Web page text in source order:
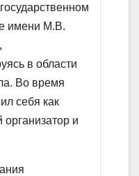
имени М.В.
в области
Во время
себя как
и